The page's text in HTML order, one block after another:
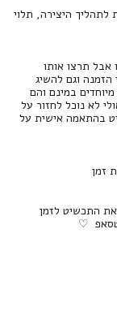
יש להמתין בין 2-4 שבועות לתהליך היצירה, תלוי
אבל תרצו אותו
הזמנה וגם להשיג
במינם והם
לא נוכל לחזור על
בהתאמה אישית על
זמן
התכשיט לזמן
♡